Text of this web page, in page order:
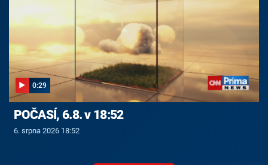
0:29
POČASÍ, 6.8. v 18:52
6. srpna 2026 18:52